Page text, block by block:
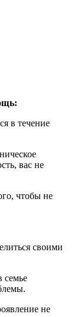
в течение
вас не
чтобы не
своими
семье
не